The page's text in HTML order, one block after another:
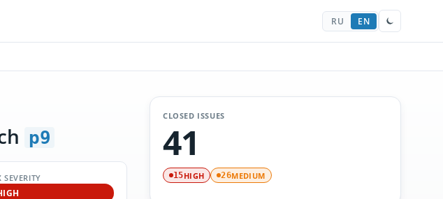
RU EN
p9
SEVERITY
CLOSED ISSUES
41
15HIGH 26MEDIUM